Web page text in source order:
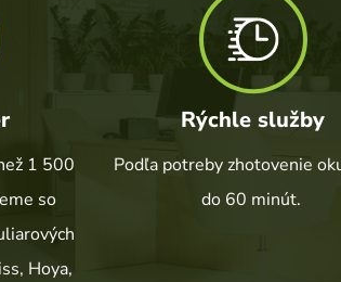
1 500
so
Hoya,
Rýchle služby
Podľa potreby zhotovenie
do 60 minút.